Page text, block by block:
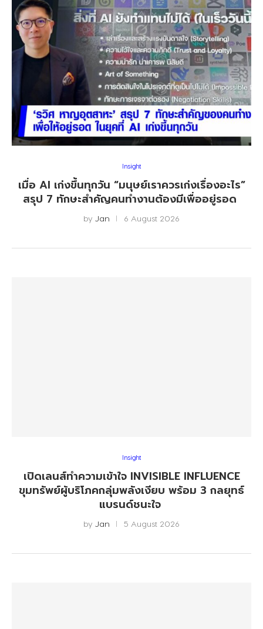
Insight
เมื่อ AI เก่งขึ้นทุกวัน “มนุษย์เราควรเก่งเรื่องอะไร”
สรุป 7 ทักษะสำคัญคนทำงานต้องมีเพื่ออยู่รอด
by Jan 6 August 2026
Insight
เปิดเลนส์ทำความเข้าใจ INVISIBLE INFLUENCE
ขุมทรัพย์ผู้บริโภคกลุ่มพลังเงียบ พร้อม 3 กลยุทธ์
แบรนด์ชนะใจ
by Jan 5 August 2026